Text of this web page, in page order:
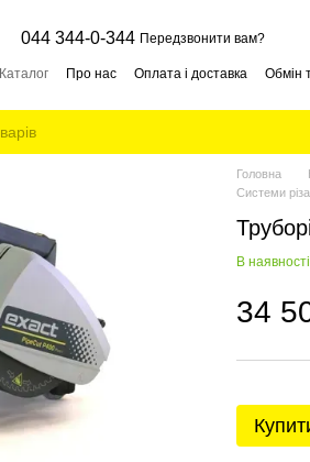
044 344-0-344 Передзвонити вам?
Каталог Про нас Оплата і доставка Обмін
Головна
Системи
В наявності
34